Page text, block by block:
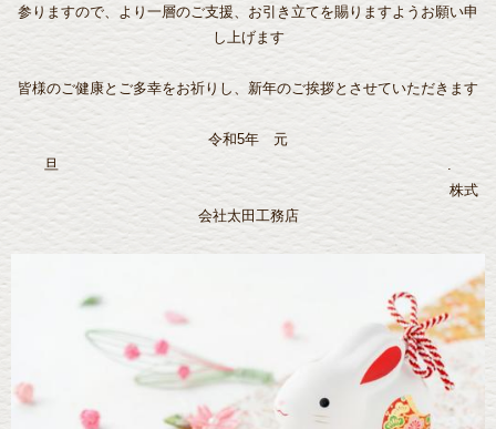
参りますので、より一層のご支援、お引き立てを賜りますようお願い申
し上げます
皆様のご健康とご多幸をお祈りし、新年のご挨拶とさせていただきます
令和5年 元
旦 .
株式
会社太田工務店